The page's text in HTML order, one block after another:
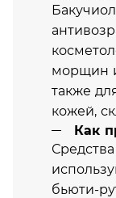
морщин
также
кожей,
Как
бьюти-